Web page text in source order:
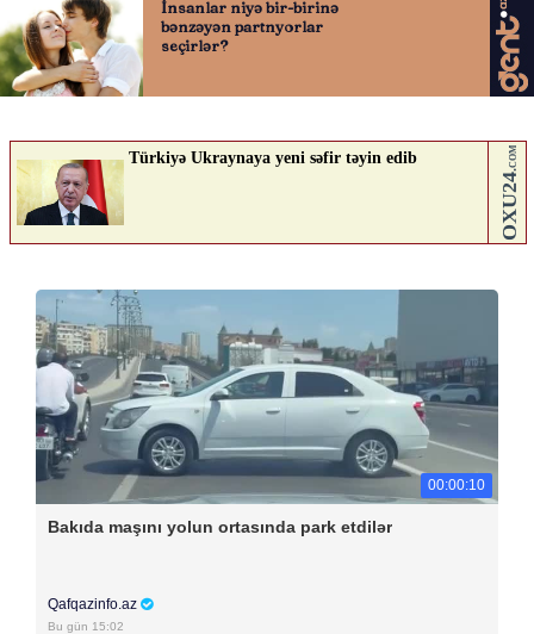
00:00:10
Bakıda maşını yolun ortasında park etdilər
Qafqazinfo.az
Bu gün 15:02